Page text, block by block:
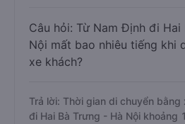
Câu hỏi: Từ Nam Định đi Hai
Nội mất bao nhiêu tiếng khi
xe khách?
Trả lời: Thời gian di chuyển
đi Hai Bà Trưng - Hà Nội khoảng